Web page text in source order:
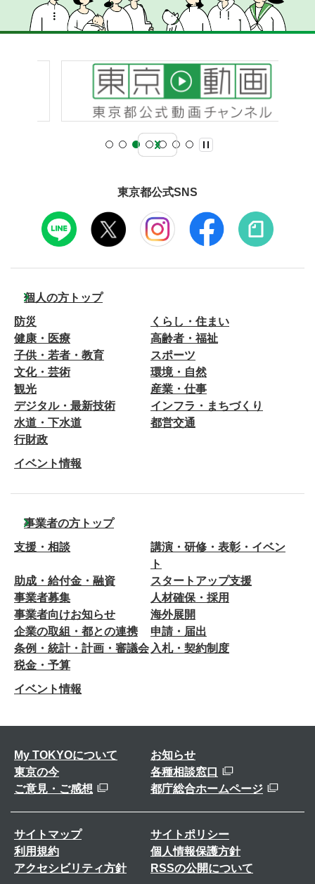
東京都公式SNS
個人の方トップ
防災
くらし・住まい
健康・医療
高齢者・福祉
子供・若者・教育
スポーツ
文化・芸術
環境・自然
観光
産業・仕事
デジタル・最新技術
インフラ・まちづくり
水道・下水道
都営交通
行財政
イベント情報
事業者の方トップ
支援・相談
講演・研修・表彰・イベン
ト
助成・給付金・融資
スタートアップ支援
事業者募集
人材確保・採用
事業者向けお知らせ
海外展開
企業の取組・都との連携
申請・届出
条例・統計・計画・審議会 入札・契約制度
税金・予算
イベント情報
My TOKYOについて
お知らせ
東京の今
各種相談窓口
ご意見・ご感想
都庁総合ホームページ
サイトマップ
サイトポリシー
利用規約
個人情報保護方針
アクセシビリティ方針
RSSの公開について